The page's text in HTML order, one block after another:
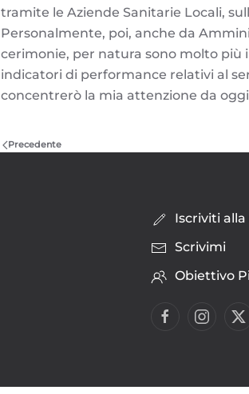
tramite le Aziende Sanitarie Locali,
Personalmente, poi, anche da
cerimonie, per natura sono molto più
indicatori di performance relativi al
concentrerò la mia attenzione da
Precedente
Iscriviti
Scrivimi
Obiettivo